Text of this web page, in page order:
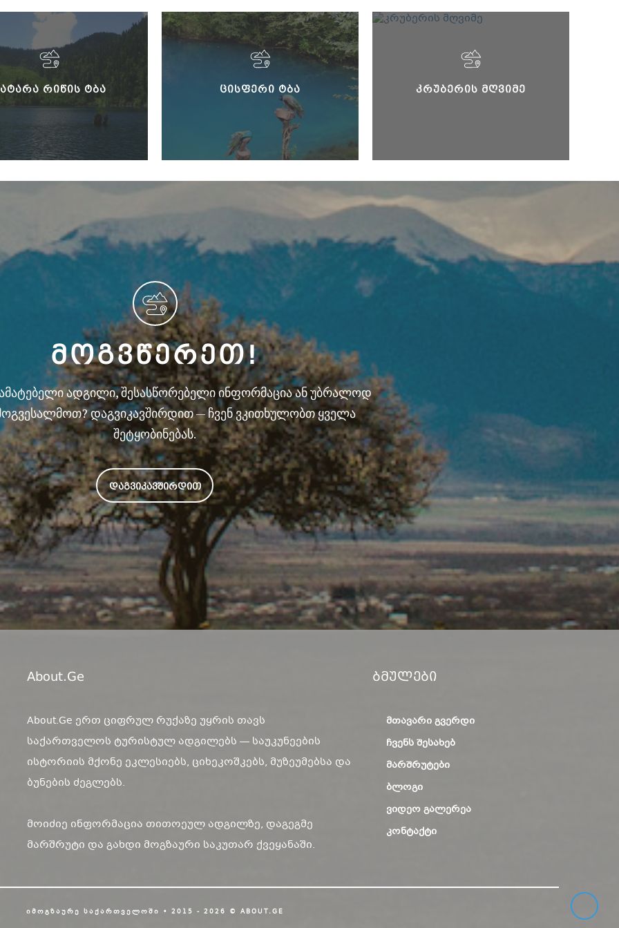
ᲠᲘᲬᲘᲡ ᲢᲑᲐ ᲪᲘᲡᲤᲔᲠᲘ ᲢᲑᲐ ᲙᲠᲣᲑᲔᲠᲘᲡ ᲛᲦᲕᲘᲛᲔ
ᲛᲝᲒᲕᲬᲔᲠᲔᲗ!
ადგილი, შესასწორებელი ინფორმაცია ან უბრალოდ
დაგვიკავშირდით — ჩვენ ვკითხულობთ ყველა
შეტყობინებას.
ᲓᲐᲒᲕᲘᲙᲐᲕᲨᲘᲠᲓᲘᲗ
About.ge
About.Ge ერთ ციფრულ რუქაზე უყრის თავს
საქართველოს ტურისტულ ადგილებს — საუკუნეების
ისტორიის მქონე ეკლესიებს, ციხეკოშკებს, მუზეუმებსა და
ბუნების ძეგლებს.
მოიძიე ინფორმაცია თითოეულ ადგილზე, დაგეგმე
მარშრუტი და გახდი მოგზაური საკუთარ ქვეყანაში.
Ბმულები
ᲛᲗᲐᲕᲐᲠᲘ ᲒᲕᲔᲠᲓᲘ
ᲩᲕᲔᲜᲡ ᲨᲔᲡᲐᲮᲔᲑ
ᲛᲐᲠᲨᲠᲣᲢᲔᲑᲘ
ᲑᲚᲝᲒᲘ
ᲕᲘᲓᲔᲝ ᲒᲐᲚᲔᲠᲔᲐ
ᲙᲝᲜᲢᲐᲥᲢᲘ
ᲘᲛᲝᲒᲖᲐᲣᲠᲔ ᲡᲐᲥᲐᲠᲗᲕᲔᲚᲝᲨᲘ • 2015 - 2026 © ABOUT.GE